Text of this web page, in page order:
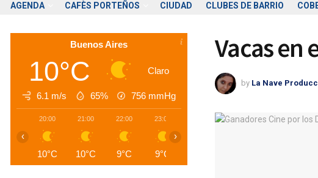
AGENDA CAFÈS PORTEÑOS CIUDAD CLUBES DE BARRIO
Vacas en
by La Nave
Buenos Aires
10°C Claro
6.1 m/s 65% 756 mmHg
20:00
10°C
21:00
10°C
22:00
9°C
23:00
9°C
01:00 02:00
‹ ›